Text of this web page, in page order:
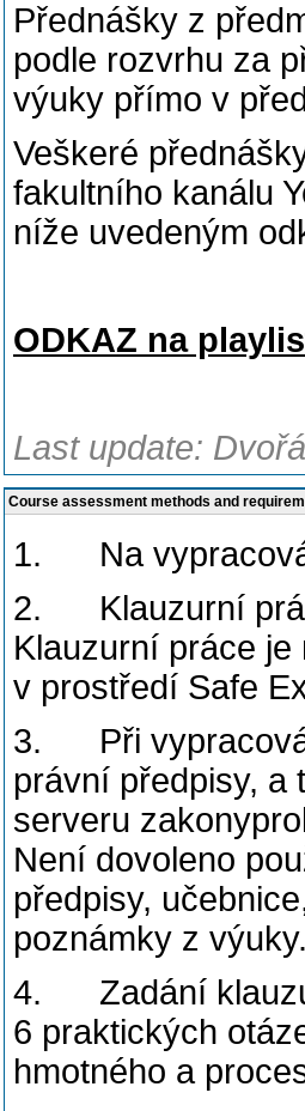
Přednášky z
podle rozvrhu za
výuky přímo v
Veškeré
fakultního kanálu
níže uvedeným
ODKAZ na
Last update:
Course assessment methods and
1. Na
2. Klauzurní
Klauzurní práce
v prostředí Safe
3. Při
právní předpisy, a
serveru
Není dovoleno
předpisy,
poznámky z výuky.
4. Zadání
6 praktických
hmotného a